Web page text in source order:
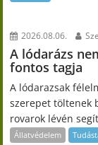
2026.08.06.
A lódarázs
fontos tagja
A lódarazsak
szerepet töltenek
rovarok lévén
Állatvédelem